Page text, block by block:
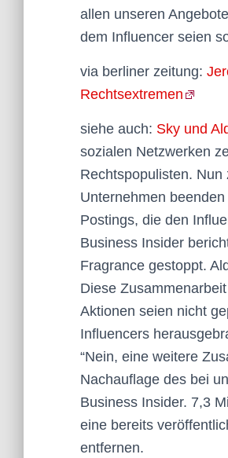
allen unseren
dem Influencer seien
via berliner zeitung:
Rechtsextremen
siehe auch: Sky und
sozialen Netzwerken
Rechtspopulisten.
Unternehmen
Postings, die den
Business Insider
Fragrance gestoppt.
Diese
Aktionen seien nicht
Influencers
“Nein, eine weitere
Nachauflage des bei
Business Insider. 7,3
eine bereits
entfernen.